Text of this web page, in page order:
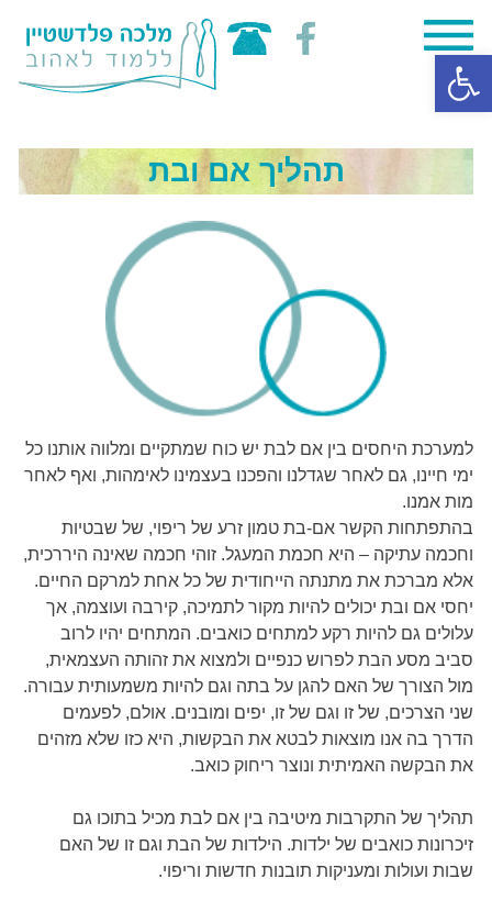
Skip
to
content
תהליך אם ובת
למערכת היחסים בין אם לבת יש כוח שמתקיים ומלווה אותנו כל
ימי חיינו, גם לאחר שגדלנו והפכנו בעצמינו לאימהות, ואף לאחר
מות אמנו.
בהתפתחות הקשר אם-בת טמון זרע של ריפוי, של שבטיות
וחכמה עתיקה – היא חכמת המעגל. זוהי חכמה שאינה היררכית,
אלא מברכת את מתנתה הייחודית של כל אחת למרקם החיים.
יחסי אם ובת יכולים להיות מקור לתמיכה, קירבה ועוצמה, אך
עלולים גם להיות רקע למתחים כואבים. המתחים יהיו לרוב
סביב מסע הבת לפרוש כנפיים ולמצוא את זהותה העצמאית,
מול הצורך של האם להגן על בתה וגם להיות משמעותית עבורה.
שני הצרכים, של זו וגם של זו, יפים ומובנים. אולם, לפעמים
הדרך בה אנו מוצאות לבטא את הבקשות, היא כזו שלא מזהים
את הבקשה האמיתית ונוצר ריחוק כואב.
תהליך של התקרבות מיטיבה בין אם לבת מכיל בתוכו גם
זיכרונות כואבים של ילדות. הילדות של הבת וגם זו של האם
שבות ועולות ומעניקות תובנות חדשות וריפוי.
פתח סרגל נגישות